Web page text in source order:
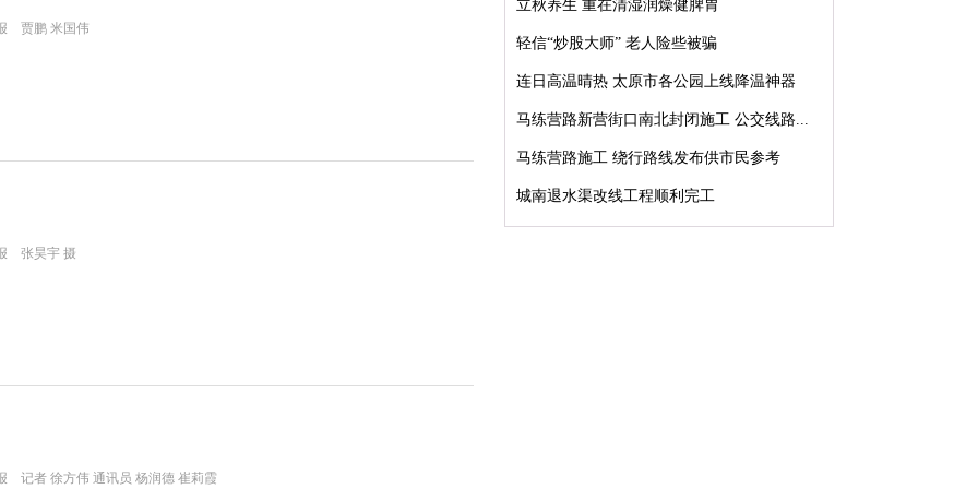
贾鹏 米国伟
张昊宇 摄
者 徐方伟 通讯员 杨润德 崔莉霞
立秋养生 重在清湿润燥健脾胃
轻信“炒股大师” 老人险些被骗
连日高温晴热 太原市各公园上线降温神器
马练营路新营街口南北封闭施工 公交线路...
马练营路施工 绕行路线发布供市民参考
城南退水渠改线工程顺利完工